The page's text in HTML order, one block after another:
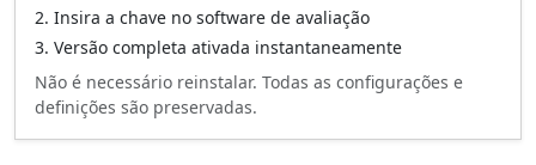
Insira a chave no software de avaliação
Versão completa ativada instantaneamente
Não é necessário reinstalar. Todas as configurações e
definições são preservadas.